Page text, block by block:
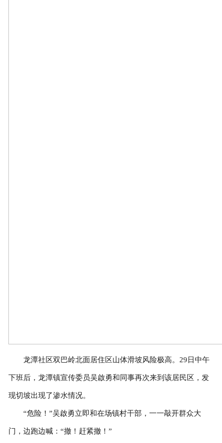
龙潭社区双巴岭北面居住区山体滑坡风险极高。29日中午
下班后，龙潭镇宣传委员吴啟勇和同事再次来到该居民区，发
现切坡出现了渗水情况。
“危险！”吴啟勇立即和在场镇村干部，一一敲开群众大
门，边跑边喊：“撤！赶紧撤！”